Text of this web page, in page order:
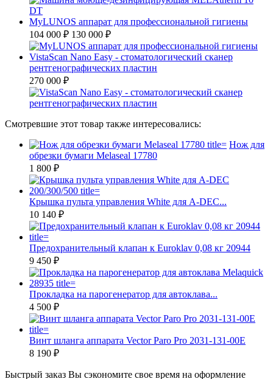
MyLUNOS аппарат для профессиональной гигиены
104 000 ₽ 130 000 ₽
VistaScan Nano Easy - стоматологический сканер
рентгенографических пластин
270 000 ₽
Смотревшие этот товар также интересовались:
Нож для
обрезки бумаги Melaseal 17780
1 800 ₽
Крышка пульта управления White для A-DEC...
10 140 ₽
Предохранительный клапан к Euroklav 0,08 кг 20944
9 450 ₽
Прокладка на парогенератор для автоклава...
4 500 ₽
Винт шланга аппарата Vector Paro Pro 2031-131-00Е
8 190 ₽
Быстрый заказ Вы сэкономите свое время на оформление